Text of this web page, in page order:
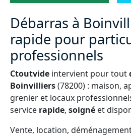
Débarras à
rapide pour
professionnels
Ctoutvide intervient pour tout
Boinvilliers(78200) : maison,
grenier et locaux
service rapide, soigné et
Vente, location,